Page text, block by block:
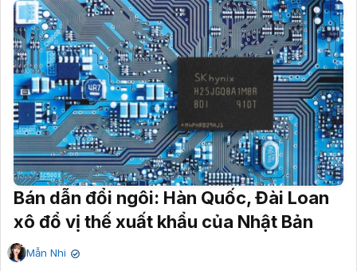
Bán dẫn đổi ngôi: Hàn Quốc, Đài Loan
xô đổ vị thế xuất khẩu của Nhật Bản
Mẫn Nhi ✔